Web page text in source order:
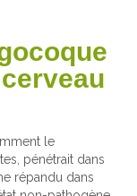
le
pénétrait dans
répandu dans